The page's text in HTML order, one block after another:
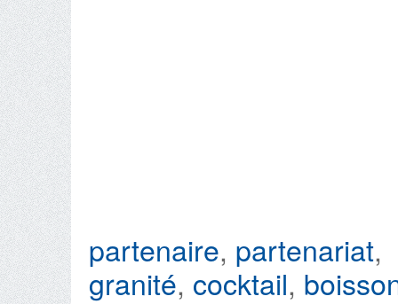
partenaire, partenariat,
granité, cocktail,